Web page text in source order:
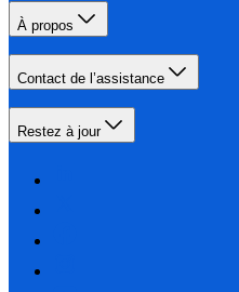
À propos
Contact de l’assistance
Restez à jour